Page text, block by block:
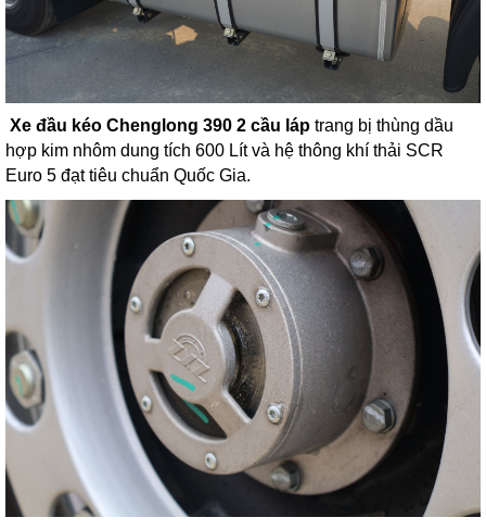
Xe đầu kéo Chenglong 390 2 cầu láp trang bị thùng dầu
hợp kim nhôm dung tích 600 Lít và hệ thông khí thải SCR
Euro 5 đạt tiêu chuẩn Quốc Gia.